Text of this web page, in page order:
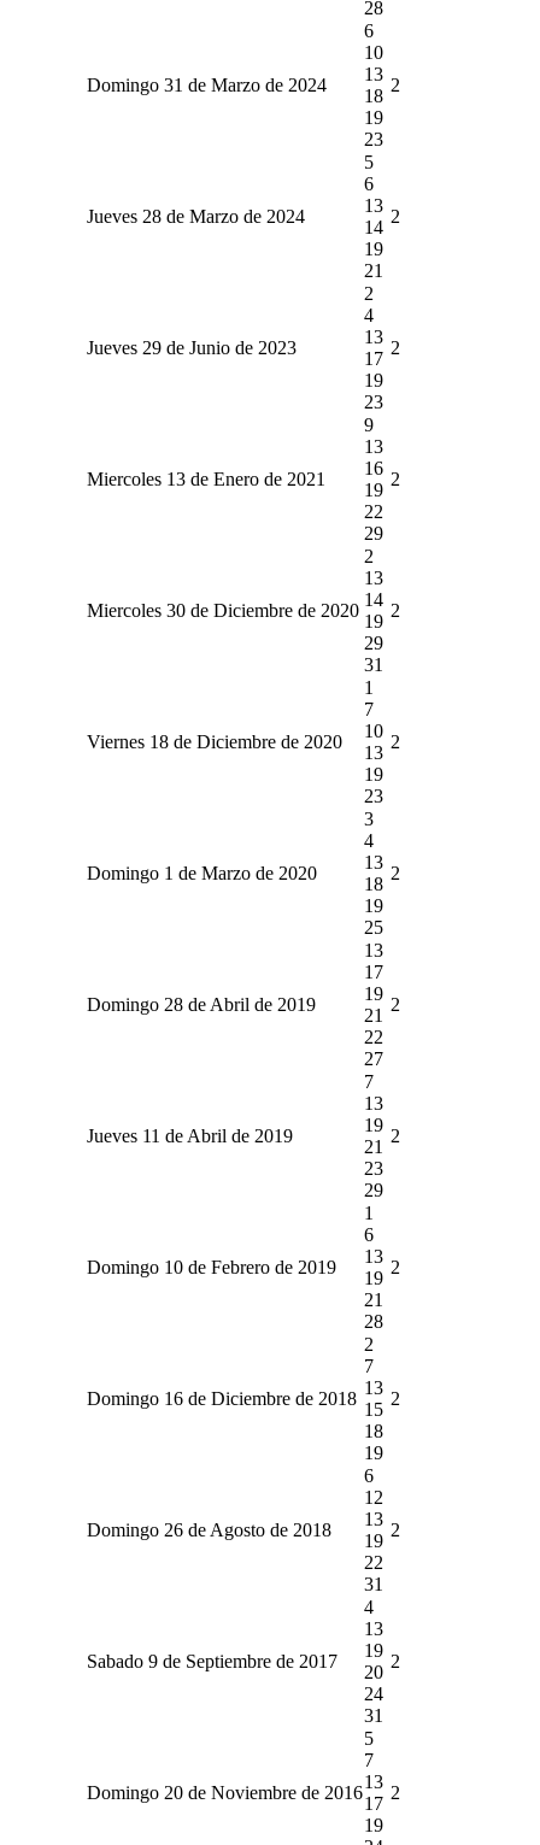
28
Domingo 31 de Marzo de 2024
6
10
13
18
19
23
2
Jueves 28 de Marzo de 2024
5
6
13
14
19
21
2
Jueves 29 de Junio de 2023
2
4
13
17
19
23
2
Miercoles 13 de Enero de 2021
9
13
16
19
22
29
2
Miercoles 30 de Diciembre de 2020
2
13
14
19
29
31
2
Viernes 18 de Diciembre de 2020
1
7
10
13
19
23
2
Domingo 1 de Marzo de 2020
3
4
13
18
19
25
2
Domingo 28 de Abril de 2019
13
17
19
21
22
27
2
Jueves 11 de Abril de 2019
7
13
19
21
23
29
2
Domingo 10 de Febrero de 2019
1
6
13
19
21
28
2
Domingo 16 de Diciembre de 2018
2
7
13
15
18
19
2
Domingo 26 de Agosto de 2018
6
12
13
19
22
31
2
Sabado 9 de Septiembre de 2017
4
13
19
20
24
31
2
Domingo 20 de Noviembre de 2016
5
7
13
17
19
2